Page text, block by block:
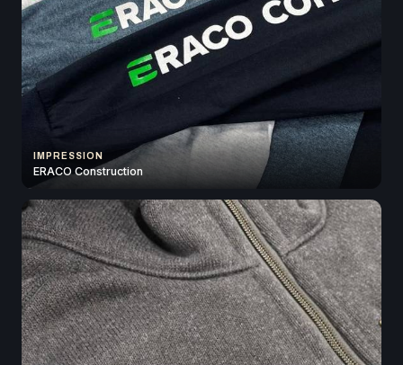
IMPRESSION
ERACO Construction